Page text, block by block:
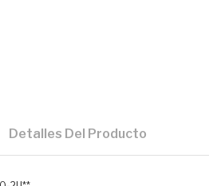
Detalles Del Producto